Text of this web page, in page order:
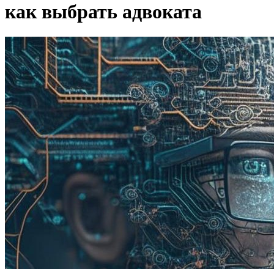
как выбрать адвоката